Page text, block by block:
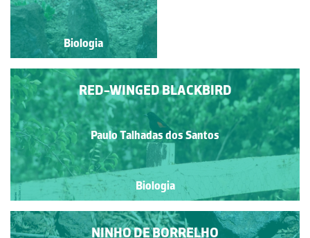
Biologia
RED-WINGED BLACKBIRD
Paulo Talhadas dos Santos
Biologia
Biologia
NINHO DE BORRELHO